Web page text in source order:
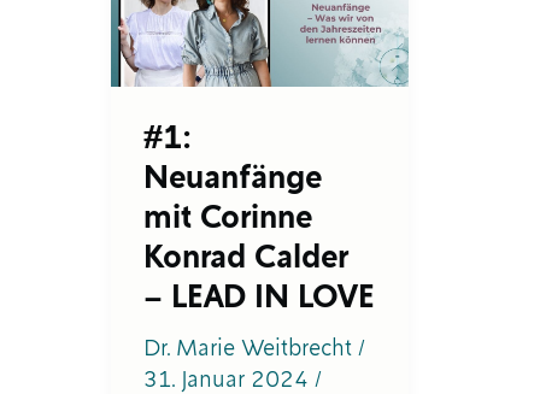
#1:
Neuanfänge
mit Corinne
Konrad Calder
– LEAD IN LOVE
Dr. Marie Weitbrecht /
31. Januar 2024 /
Corinne
Konrad
Calder
LEAD
IN
LOVE